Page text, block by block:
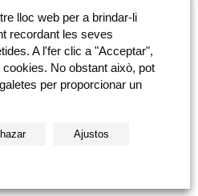
i les Trinxeres de
per senda i pista de terra.
i volta). Recomanada per a tots
lloc web per a brindar-li
recordant les seves
A l'fer clic a "Acceptar",
No obstant això, pot
per proporcionar un
Ajustos